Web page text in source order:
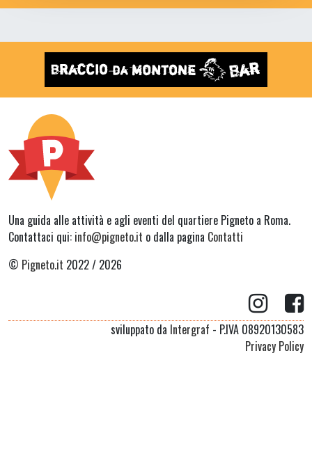
Una guida alle attività e agli eventi del quartiere Pigneto a Roma.
Contattaci qui: info@pigneto.it o dalla pagina Contatti
© Pigneto.it 2022 / 2026
sviluppato da Intergraf - P.IVA 08920130583
Privacy Policy